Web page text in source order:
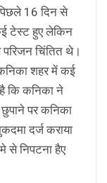
16 दिन से
टेस्ट हुए लेकिन
परिजन चिंतित थे।
शहर में कई
है कि कनिका ने
पर कनिका
दर्ज कराया
से निपटना हैए